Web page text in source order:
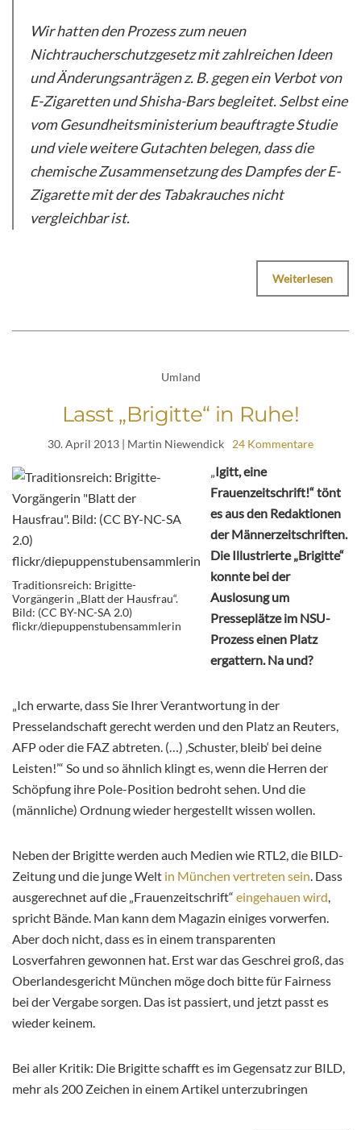
Wir hatten den Prozess zum neuen
Nichtraucherschutzgesetz mit zahlreichen Ideen
und Änderungsanträgen z. B. gegen ein Verbot von
E-Zigaretten und Shisha-Bars begleitet. Selbst eine
vom Gesundheitsministerium beauftragte Studie
und viele weitere Gutachten belegen, dass die
chemische Zusammensetzung des Dampfes der E-
Zigarette mit der des Tabakrauches nicht
vergleichbar ist.
Weiterlesen
Umland
Lasst „Brigitte“ in Ruhe!
30. April 2013 | Martin Niewendick 24 Kommentare
Traditionsreich: Brigitte-
Vorgängerin „Blatt der Hausfrau“.
Bild: (CC BY-NC-SA 2.0)
flickr/diepuppenstubensammlerin
„Igitt, eine
Frauenzeitschrift!“ tönt
es aus den Redaktionen
der Männerzeitschriften.
Die Illustrierte „Brigitte“
konnte bei der
Auslosung um
Presseplätze im NSU-
Prozess einen Platz
ergattern. Na und?
„Ich erwarte, dass Sie Ihrer Verantwortung in der
Presselandschaft gerecht werden und den Platz an Reuters,
AFP oder die FAZ abtreten. (…) ‚Schuster, bleib‘ bei deine
Leisten!’“ So und so ähnlich klingt es, wenn die Herren der
Schöpfung ihre Pole-Position bedroht sehen. Und die
(männliche) Ordnung wieder hergestellt wissen wollen.
Neben der Brigitte werden auch Medien wie RTL2, die BILD-
Zeitung und die junge Welt in München vertreten sein. Dass
ausgerechnet auf die „Frauenzeitschrift“ eingehauen wird,
spricht Bände. Man kann dem Magazin einiges vorwerfen.
Aber doch nicht, dass es in einem transparenten
Losverfahren gewonnen hat. Erst war das Geschrei groß, das
Oberlandesgericht München möge doch bitte für Fairness
bei der Vergabe sorgen. Das ist passiert, und jetzt passt es
wieder keinem.
Bei aller Kritik: Die Brigitte schafft es im Gegensatz zur BILD,
mehr als 200 Zeichen in einem Artikel unterzubringen